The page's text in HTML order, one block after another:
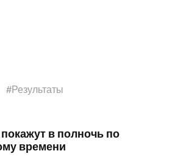
#Результаты
в полночь по
времени